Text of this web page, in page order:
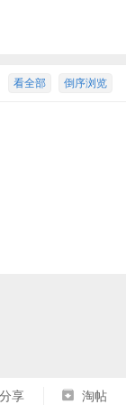
倒序浏览
看全部
分享 淘帖